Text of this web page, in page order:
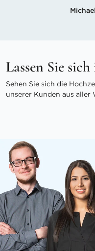
Lassen Sie
Sehen Sie sich die
unserer Kunden aus aller